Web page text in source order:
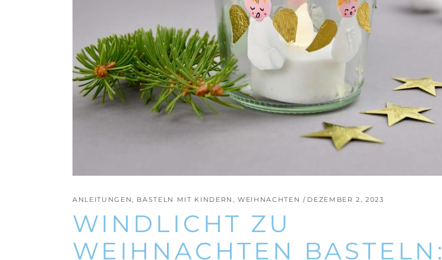
ANLEITUNGEN, BASTELN MIT KINDERN ,WEIHNACHTEN DEZEMBER 2, 2023
WINDLICHT ZU
WEIHNACHTEN BASTELN: